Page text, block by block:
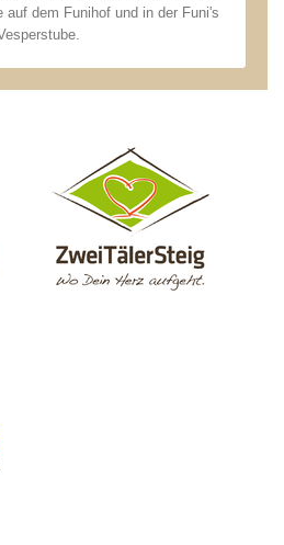
auf dem Funihof und in der Funi's